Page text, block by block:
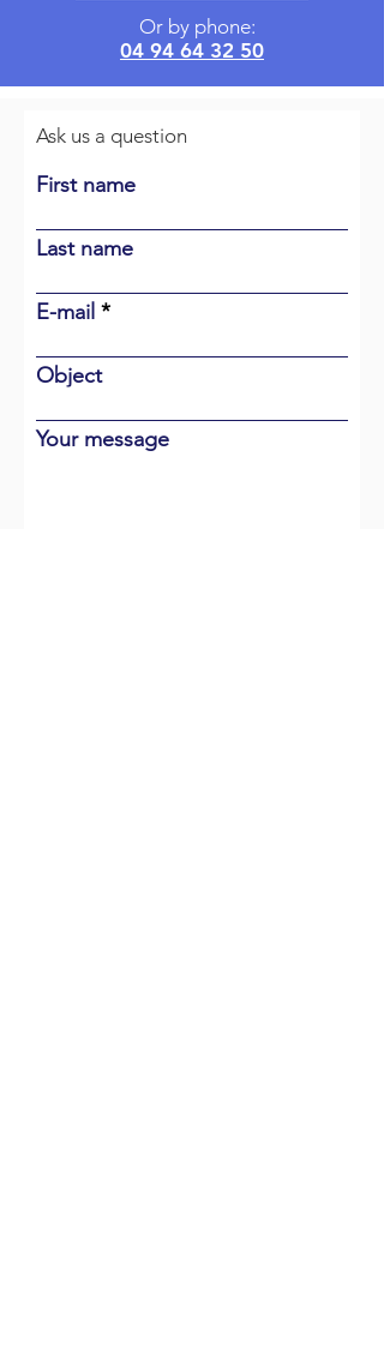
Or by phone:
04 94 64 32 50
Ask us a question
First name
Last name
E-mail
Object
Your message